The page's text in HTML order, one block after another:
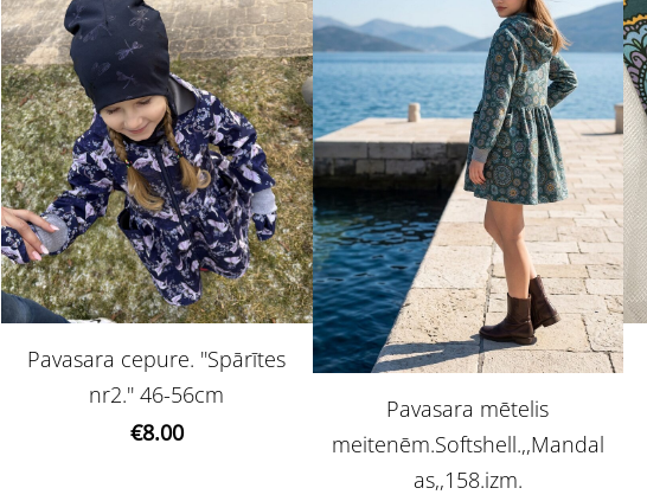
Pavasara cepure. ''Spārītes
nr2.'' 46-56cm
€8.00
Pavasara mētelis
meitenēm.Softshell.,,Mandal
as,,158.izm.